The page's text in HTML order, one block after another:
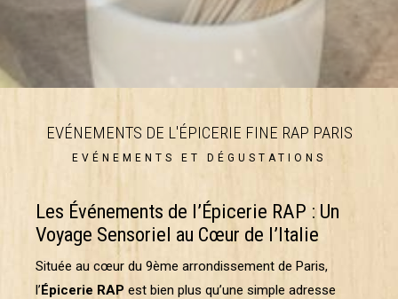
EVÉNEMENTS DE L'ÉPICERIE FINE RAP PARIS
EVÉNEMENTS ET DÉGUSTATIONS
Les Événements de l’Épicerie RAP : Un
Voyage Sensoriel au Cœur de l’Italie
Située au cœur du 9ème arrondissement de Paris,
l’Épicerie RAP est bien plus qu’une simple adresse